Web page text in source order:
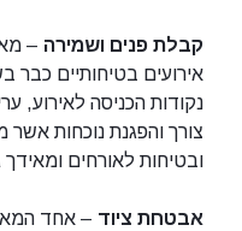
קבלת פנים ושמירה –
אירועים בטיחותיים
נקודות הכניסה לאירוע,
צורך והפגנת נוכחות
ובטיחות לאורחים
אבטחת ציוד – אחד